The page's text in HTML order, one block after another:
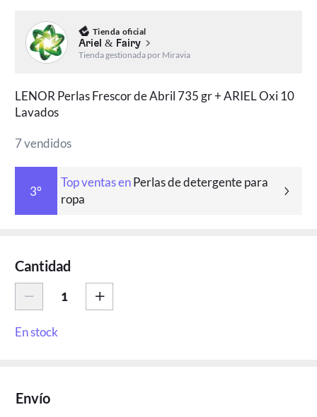
Tienda oficial
Ariel & Fairy
Tienda gestionada por Miravia
LENOR Perlas Frescor de Abril 735 gr + ARIEL Oxi 10
Lavados
7 vendidos
3°
Top ventas enPerlas de detergente para
ropa
Cantidad
En stock
Envío